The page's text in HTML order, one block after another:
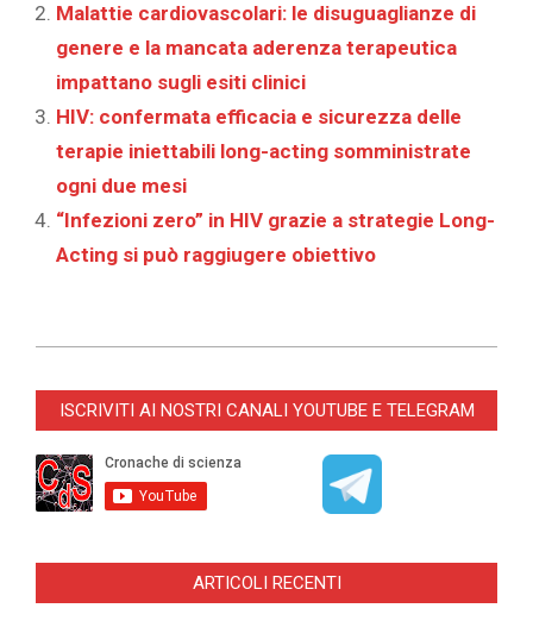
Malattie cardiovascolari: le disuguaglianze di
genere e la mancata aderenza terapeutica
impattano sugli esiti clinici
HIV: confermata efficacia e sicurezza delle
terapie iniettabili long-acting somministrate
ogni due mesi
“Infezioni zero” in HIV grazie a strategie Long-
Acting si può raggiugere obiettivo
03-
ISCRIVITI AI NOSTRI CANALI YOUTUBE E TELEGRAM
ARTICOLI RECENTI